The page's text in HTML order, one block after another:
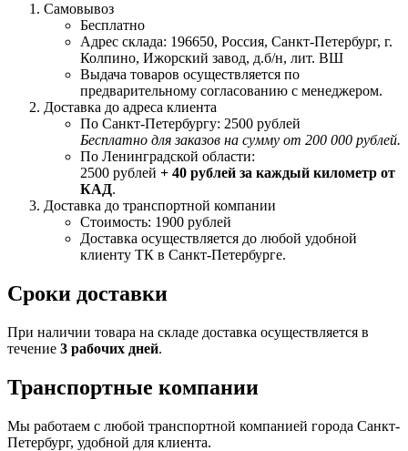
Самовывоз
Бесплатно
Адрес склада: 196650, Россия, Санкт-Петербург, г.
Колпино, Ижорский завод, д.б/н, лит. ВШ
Выдача товаров осуществляется по
предварительному согласованию с менеджером.
Доставка до адреса клиента
По Санкт-Петербургу: 2500 рублей
Бесплатно для заказов на сумму от 200 000 рублей.
По Ленинградской области:
2500 рублей + 40 рублей за каждый километр от
КАД.
Доставка до транспортной компании
Стоимость: 1900 рублей
Доставка осуществляется до любой удобной
клиенту ТК в Санкт-Петербурге.
Сроки доставки
При наличии товара на складе доставка осуществляется в
течение 3 рабочих дней.
Транспортные компании
Мы работаем с любой транспортной компанией города Санкт-
Петербург, удобной для клиента.